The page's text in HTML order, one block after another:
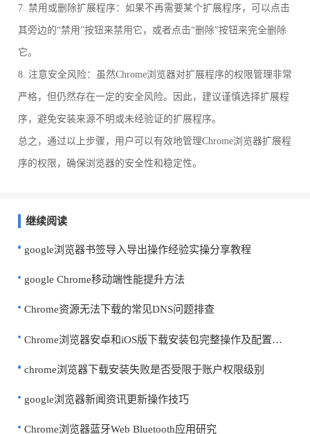
7. 禁用或删除扩展程序：如果不再需要某个扩展程序，可以点击
其旁边的“禁用”按钮来禁用它，或者点击“删除”按钮来完全删除
它。
8. 注意安全风险：虽然Chrome浏览器对扩展程序的权限管理非常
严格，但仍然存在一定的安全风险。因此，建议谨慎选择扩展程
序，避免安装来源不明或未经验证的扩展程序。
总之，通过以上步骤，用户可以有效地管理Chrome浏览器扩展程
序的权限，确保浏览器的安全性和稳定性。
继续阅读
google浏览器书签导入导出操作经验实操分享教程
google Chrome移动端性能提升方法
Chrome资源无法下载的常见DNS问题排查
Chrome浏览器安卓和iOS版下载安装包完整操作及配置方法
chrome浏览器下载安装失败是否受限于账户权限级别
google浏览器新闻资讯更新操作技巧
Chrome浏览器蓝牙Web Bluetooth应用研究